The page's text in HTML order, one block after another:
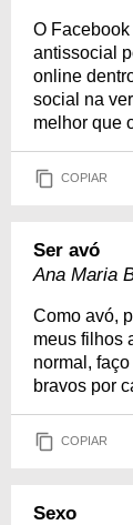
O
antissocial
online
social na
melhor que
COPIAR
Ser avó
Ana Maria
Como avó,
meus filhos
normal,
bravos por
COPIAR
Sexo